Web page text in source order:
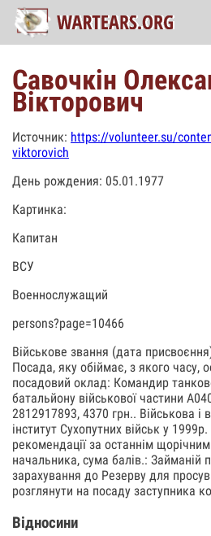
Савочкін
Вікторович
Источник: https://volunteer.su/
viktorovich
День рождения: 05.01.1977
Картинка:
Капитан
ВСУ
Военнослужащий
persons?page=10466
Військове звання (дата
Посада, яку обіймає, з якого часу,
посадовий оклад: Командир
батальйону військової частини
2812917893, 4370 грн.. Військова і
інститут Сухопутних військ у
рекомендації за останнім
начальника, сума балів.: Займаній
зарахування до Резерву для
розглянути на посаду заступника
Відносини